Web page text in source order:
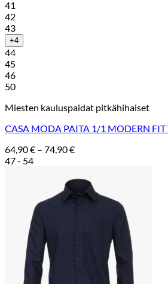
41
42
43
+4
44
45
46
50
Miesten kauluspaidat pitkähihaiset
CASA MODA PAITA 1/1 MODERN FIT
64,90€ – 74,90€Hintaluokka:
74,90 €
47 - 54